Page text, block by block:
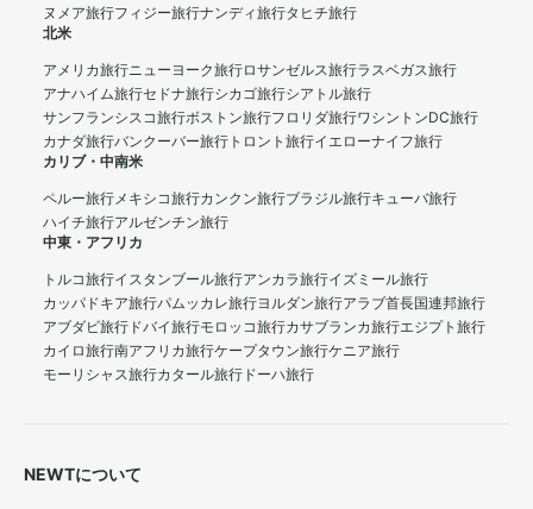
ヌメア旅行フィジー旅行ナンディ旅行タヒチ旅行
北米
アメリカ旅行ニューヨーク旅行ロサンゼルス旅行ラスベガス旅行
アナハイム旅行セドナ旅行シカゴ旅行シアトル旅行
サンフランシスコ旅行ボストン旅行フロリダ旅行ワシントンDC旅行
カナダ旅行バンクーバー旅行 トロント旅行イエローナイフ旅行
カリブ・中南米
ペルー旅行メキシコ旅行カンクン旅行ブラジル旅行キューバ旅行
ハイチ旅行アルゼンチン旅行
中東・アフリカ
トルコ旅行イスタンブール旅行アンカラ旅行イズミール旅行
カッパドキア旅行パムッカレ旅行ヨルダン旅行アラブ首長国連邦旅行
アブダビ旅行 ドバイ旅行モロッコ旅行カサブランカ旅行エジプト旅行
カイロ旅行南アフリカ旅行ケープタウン旅行ケニア旅行
モーリシャス旅行カタール旅行 ドーハ旅行
NEWTについて